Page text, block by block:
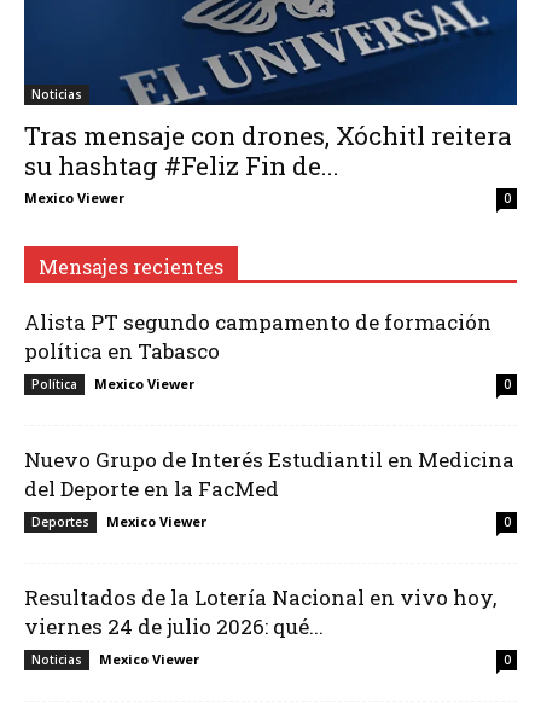
Noticias
Tras mensaje con drones, Xóchitl reitera
su hashtag #Feliz Fin de...
Mexico Viewer 0
Mensajes recientes
Alista PT segundo campamento de formación
política en Tabasco
Política Mexico Viewer 0
Nuevo Grupo de Interés Estudiantil en Medicina
del Deporte en la FacMed
Deportes Mexico Viewer 0
Resultados de la Lotería Nacional en vivo hoy,
viernes 24 de julio 2026: qué...
Noticias Mexico Viewer 0